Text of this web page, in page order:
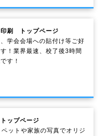
刷 トップページ
学会会場への貼付け等ご好
！業界最速、校了後3時間
す！
ップページ
ットや家族の写真でオリジ